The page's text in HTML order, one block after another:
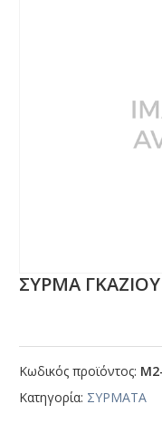
ΣΥΡΜΑ
Κωδικός προϊόντος:
Κατηγορία: ΣΥΡΜΑΤΑ